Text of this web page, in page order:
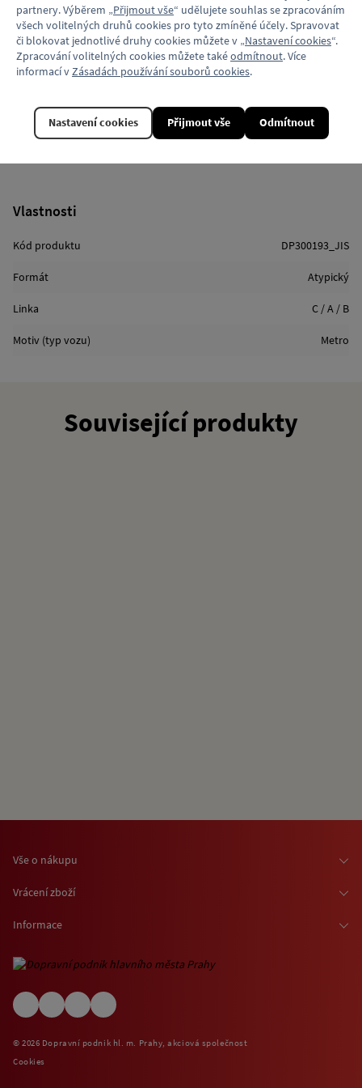
Balení
— Srolované v průhledném plastovém obalu
— GATYER s.r.o., Sodomkova 1558/12, Hostivař, 102 00 Praha 15, IČO
06194443
— Autoři schématu: tým grafického studia Side2, ateliéru A69
Vlastnosti
Kód produktu DP300193_JIS
Formát Atypický
Linka C / A / B
Motiv (typ vozu) Metro
Související produkty
Vše o nákupu
Osobní odběr zboží
O nákupu jízdenek a vstupenek
(EN) Shipping abroad
Vrácení zboží
Informace
Informace o využívání cookies
© 2026 Dopravní podnik hl. m. Prahy, akciová společnost
Cookies
partnery. Výběrem „Přijmout vše“ udělujete souhlas se zpracováním
všech volitelných druhů cookies pro tyto zmíněné účely. Spravovat
či blokovat jednotlivé druhy cookies můžete v „Nastavení cookies“.
Zpracování volitelných cookies můžete takéodmítnout. Více
informací v Zásadách používání souborů cookies.
Odmítnout
Nastavení cookies Přijmout vše